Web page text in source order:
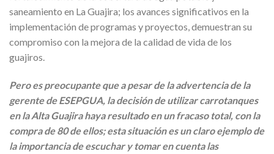
saneamiento en La Guajira; los avances significativos en la
implementación de programas y proyectos, demuestran su
compromiso con la mejora de la calidad de vida de los
guajiros.
Pero es preocupante que a pesar de la advertencia de la
gerente de ESEPGUA, la decisión de utilizar carrotanques
en la Alta Guajira haya resultado en un fracaso total, con la
compra de 80 de ellos; esta situación es un claro ejemplo de
la importancia de escuchar y tomar en cuenta las